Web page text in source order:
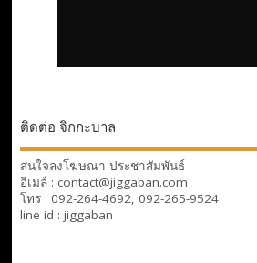
ติดต่อ จิกกะบาล
สนใจลงโฆษณา-ประชาสัมพันธ์
อีเมล์ : contact@jiggaban.com
โทร : 092-264-4692, 092-265-9524
line id : jiggaban